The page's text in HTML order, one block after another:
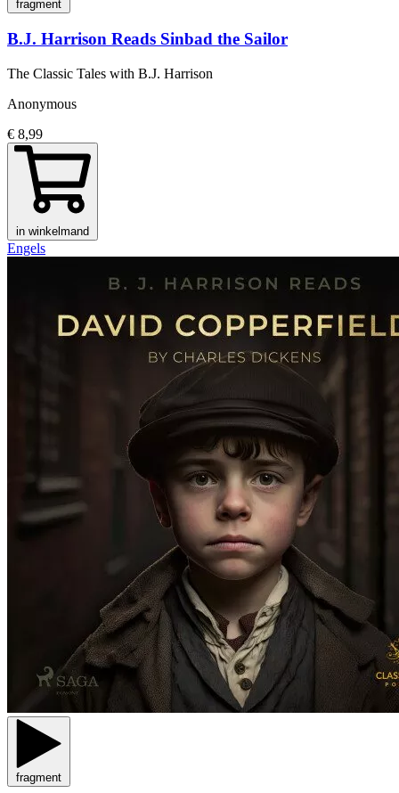
fragment
B.J. Harrison Reads Sinbad the Sailor
The Classic Tales with B.J. Harrison
Anonymous
€ 8,99
in winkelmand
Engels
fragment